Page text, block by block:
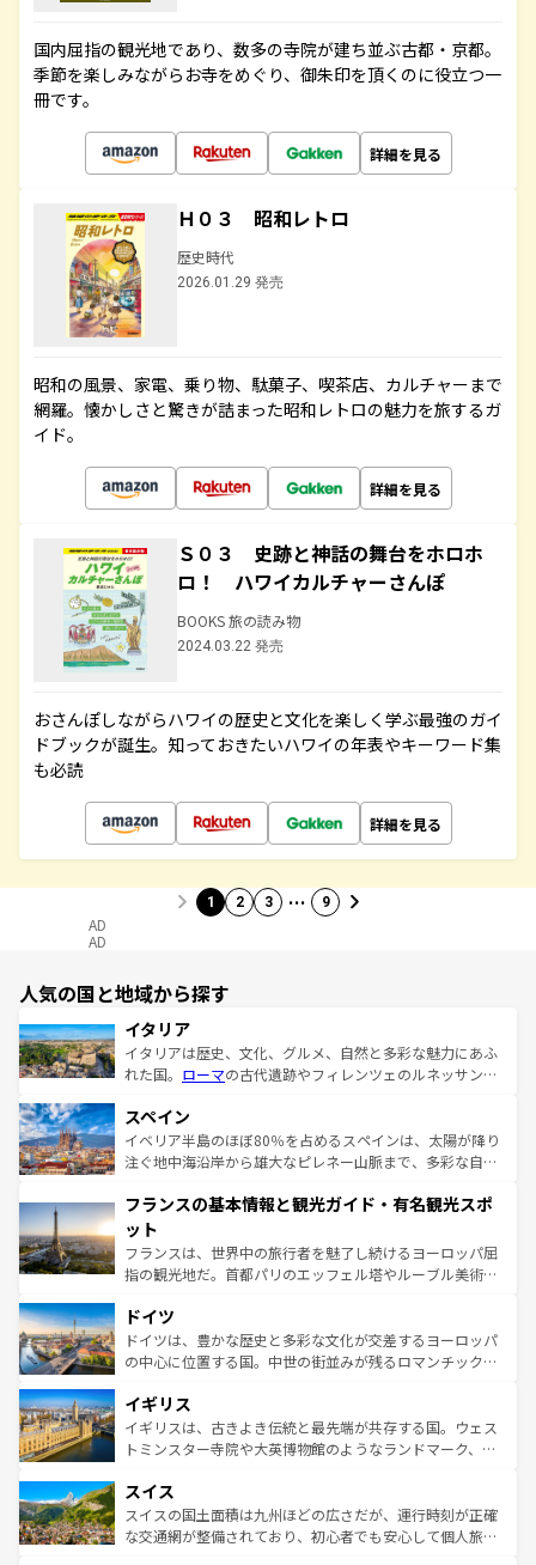
国内屈指の観光地であり、数多の寺院が建ち並ぶ古都・京都。
季節を楽しみながらお寺をめぐり、御朱印を頂くのに役立つ一
冊です。
詳細を見る
Ｈ０３ 昭和レトロ
歴史時代
2026.01.29 発売
昭和の風景、家電、乗り物、駄菓子、喫茶店、カルチャーまで
網羅。懐かしさと驚きが詰まった昭和レトロの魅力を旅するガ
イド。
詳細を見る
Ｓ０３ 史跡と神話の舞台をホロホ
ロ！ ハワイカルチャーさんぽ
BOOKS 旅の読み物
2024.03.22 発売
おさんぽしながらハワイの歴史と文化を楽しく学ぶ最強のガイ
ドブックが誕生。知っておきたいハワイの年表やキーワード集
も必読
詳細を見る
1 2 3 … 9
AD
AD
人気の国と地域から探す
イタリア
イタリアは歴史、文化、グルメ、自然と多彩な魅力にあふ
れた国。 ローマの古代遺跡やフィレンツェのルネッサンス
ろん、トスカーナの美しい田園風景やアマルフィ海岸の絶
景など、自然景観も見逃せない。観光の合間には、本場の
ピザやパスタなど、絶品のイタリア料理を堪能することも
ませてくれるイタリアで、忘れられない旅をしてみよう！
なお、新着のイタリア情報は
しい。
スペイン
イベリア半島のほぼ80％を占めるスペインは、太陽が降り
注ぐ地中海沿岸から雄大なピレネー山脈まで、多彩な自然
文化が根付くこの国では、情熱的なフラメンコ、熱気あふ
れる闘牛、そして美味しいタパスが生活の一部となってい
る。首都マドリードの洗練された雰囲気や、バルセロナの
アートに溢れた街角から、地方では古代ローマ遺跡や中世
せる。地方によって風土や気候が異なるスペインはその個
性で訪れる人を魅了する。 なお、新着のスペイン情報は コ
ンテンツ一覧を参照してほしい。
フランスの基本情報と観光ガイド・有名観光スポ
ット
フランスは、世界中の旅行者を魅了し続けるヨーロッパ屈
指の観光地だ。首都パリのエッフェル塔やルーブル美術館
で、幅広い魅力が詰まっている。華麗な宮殿、歴史的な大
聖堂、美しいビーチ、そして豊かな自然が、訪れる者を心
から魅了する。また、フランスは美食の国としても知ら
いる。シャンパンの発祥地であるランス、プロヴァンスの
香り高いラベンダー畑など、多彩な楽しみ方が可能だ。さ
らに、パリ以外の地域にも魅力が溢れており、どの街角に
れる地方に足を運ぶとそれぞれで全く異なる文化を体験で
きるだろう。 なお、新着のフランス情報はコンテンツ一覧
を参照してほしい。
ドイツ
ドイツは、豊かな歴史と多彩な文化が交差するヨーロッパ
の中心に位置する国。中世の街並みが残るロマンチック街
顔を持つこの国は、どこを歩いても飽きることがない。ベ
ルリンの文化的活気、バイエルン州のアルプスの絶景、そ
してライン川沿いのワイン畑といった風景は必見。ビール
は、お酒好きな人にはぜひ体験してほしい。 なお、新着の
ドイツ情報はコンテンツ一覧を参照してほしい。
イギリス
イギリスは、古きよき伝統と最先端が共存する国。ウェス
トミンスター寺院や大英博物館のようなランドマーク、歴
リアごとに異なる魅力がある。また、優雅なアフタヌーン
ティー、ビール好きにはたまらない英国パブ、サッカー観
戦など、本場だからこそできる体験も豊富。イギリスを旅
スイス
スイスの国土面積は九州ほどの広さだが、運行時刻が正確
な交通網が整備されており、初心者でも安心して個人旅行